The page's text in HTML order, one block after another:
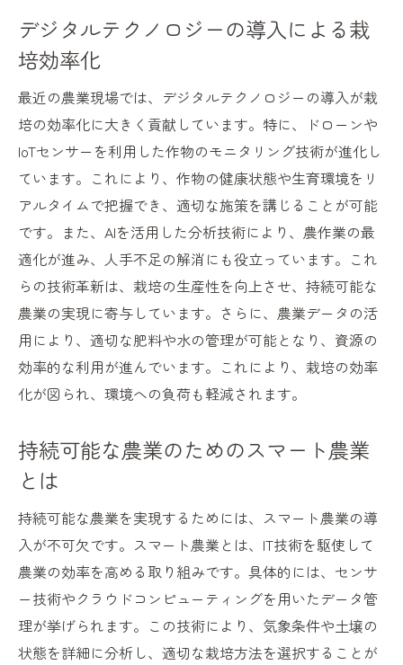
生物多様性を保つための農業技術
温室効果ガス削減に貢献する栽培方法
環境保護の観点から見た有機栽培の利点
栽培と生態系の健康を守る技術的アプロー
チ
農業廃棄物の再利用で資源の無駄をなくす
再生可能エネルギーと栽培技術の融合による未
来展望
太陽光エネルギーを活用した栽培の可能性
風力発電を利用した農業の新たな試み
バイオガスを用いた持続可能な農場の運営
エネルギー効率を高める農業技術の導入例
果
オーガニック農業における最新技術の適用
例
非化学肥料と栽培技術の新たな統合方法
自然農法と現代技術の相互作用を考える
オーガニック市場の拡大に伴う技術革新
デジタルテクノロジーの導入による栽
培効率化
最近の農業現場では、デジタルテクノロジーの導入が栽
培の効率化に大きく貢献しています。特に、ドローンや
IoTセンサーを利用した作物のモニタリング技術が進化し
ています。これにより、作物の健康状態や生育環境をリ
アルタイムで把握でき、適切な施策を講じることが可能
です。また、AIを活用した分析技術により、農作業の最
適化が進み、人手不足の解消にも役立っています。これ
らの技術革新は、栽培の生産性を向上させ、持続可能な
農業の実現に寄与しています。さらに、農業データの活
用により、適切な肥料や水の管理が可能となり、資源の
効率的な利用が進んでいます。これにより、栽培の効率
化が図られ、環境への負荷も軽減されます。
持続可能な農業のためのスマート農業
とは
持続可能な農業を実現するためには、スマート農業の導
入が不可欠です。スマート農業とは、IT技術を駆使して
農業の効率を高める取り組みです。具体的には、センサ
ー技術やクラウドコンピューティングを用いたデータ管
理が挙げられます。この技術により、気象条件や土壌の
状態を詳細に分析し、適切な栽培方法を選択することが